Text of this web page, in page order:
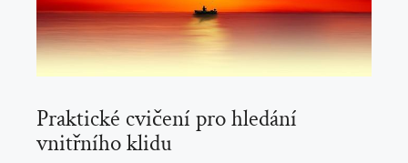
Praktické cvičení pro hledání
vnitřního klidu